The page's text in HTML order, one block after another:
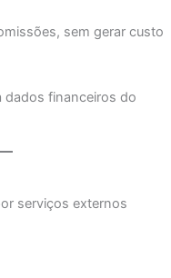
sem gerar custo
dados financeiros do
serviços externos